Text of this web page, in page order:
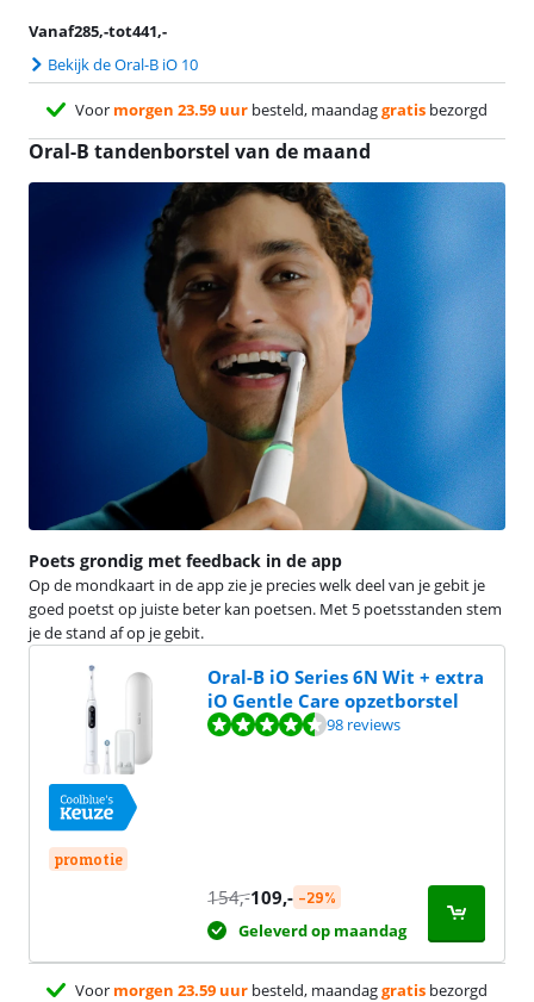
Vanaf285,-tot441,-
Bekijk de Oral-B iO 10
Voor morgen 23.59 uur besteld, maandaggratis bezorgd
Oral-B tandenborstel van de maand
Poets grondig met feedback in de app
Op de mondkaart in de app zie je precies welk deel van je gebit je
goed poetst op juiste beter kan poetsen. Met 5 poetsstanden stem
je de stand af op je gebit.
promotie
Oral-B iO Series 6N Wit + extra
iO Gentle Care opzetborstel
Beoordeling is 8,8 van de 10, gebaseerd op 98 reviews.
98 reviews
154,-109,- -29%
Geleverd op maandag
Voor morgen 23.59 uur besteld, maandaggratis bezorgd